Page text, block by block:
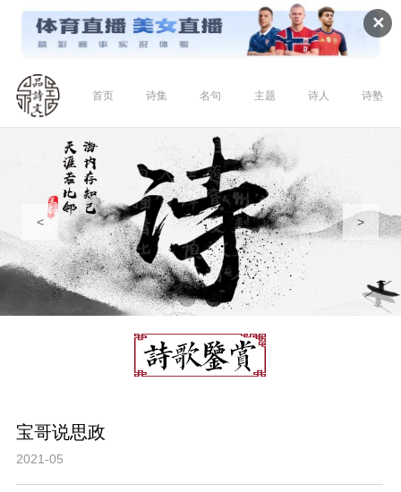
✕
首页 诗集 名句 主题 诗人 诗塾
< >
宝哥说思政
2021-05